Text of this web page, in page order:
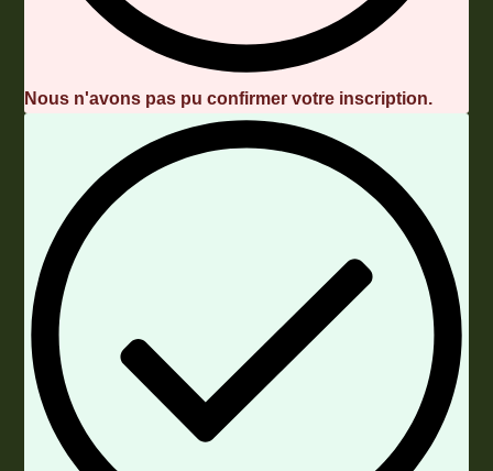
Nous n'avons pas pu confirmer votre inscription.